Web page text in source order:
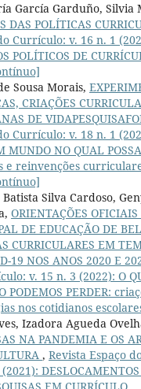
García Garduño, Silvia
DAS POLÍTICAS
Currículo: v. 16 n. 1
POLÍTICOS DE
Sousa Morais,
CRIAÇÕES
DE
Currículo: v. 18 n. 1
MUNDO NO QUAL
e reinvenções
Silva Cardoso,
ORIENTAÇÕES OFICIAIS
DE EDUCAÇÃO DE
CURRICULARES EM
19 NOS ANOS 2020 E
v. 15 n. 3 (2022): O
PODEMOS PERDER:
nos cotidianos
Izadora Agueda
NA PANDEMIA E OS
, Revista Espaço